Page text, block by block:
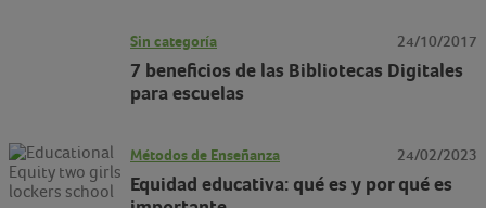
Sin categoría 24/10/2017
7 beneficios de las Bibliotecas Digitales
para escuelas
Métodos de Enseñanza 24/02/2023
Equidad educativa: qué es y por qué es